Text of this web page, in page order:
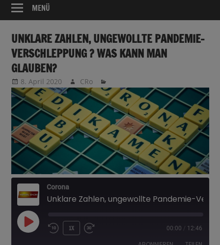
MENÜ
UNKLARE ZAHLEN, UNGEWOLLTE PANDEMIE-
VERSCHLEPPUNG ? WAS KANN MAN
GLAUBEN?
8. April 2020 CRo
Corona
PLAY
1X 00:00 / 12:46